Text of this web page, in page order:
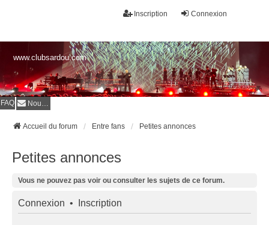
Connexion
Inscription
www.clubsardou.com
FAQ Nous contacter
Accueil du forum Entre fans Petites annonces
Petites annonces
Vous ne pouvez pas voir ou consulter les sujets de ce forum.
Connexion • Inscription